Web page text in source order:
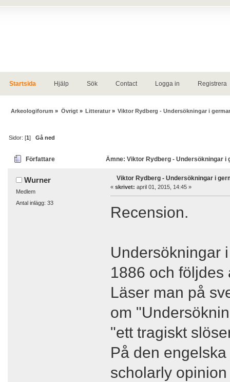
Startsida Hjälp Sök Contact Logga in Registrera
Arkeologiforum » Övrigt» Litteratur» Viktor Rydberg - Undersökningar i
Sidor: [1]Gå ned
Författare Ämne: Viktor Rydberg - Undersökningar
Wurner
Medlem
Antal inlägg: 33
Viktor Rydberg - Undersökningar i
« skrivet: april 01, 2015, 14:45 »
Recension.
Undersökningar
1886 och följdes
Läser man på
om
"ett tragiskt
På den
scholarly